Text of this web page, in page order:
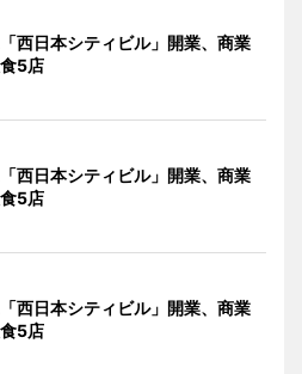
西日本シティビル」開業、商業
5店
西日本シティビル」開業、商業
5店
西日本シティビル」開業、商業
5店